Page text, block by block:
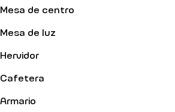
Mesa de centro
Mesa de luz
Hervidor
Cafetera
Armario